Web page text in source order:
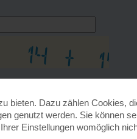
bieten. Dazu zählen Cookies,
genutzt werden. Sie können
Einstellungen womöglich